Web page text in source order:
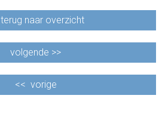
terug naar overzicht
volgende >>
<< vorige